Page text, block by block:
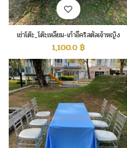
เช่าโต๊ะ_โต๊ะเหลี่ยม-เก้าอี้คริสตัลเจ้าหญิง
1,100.0฿